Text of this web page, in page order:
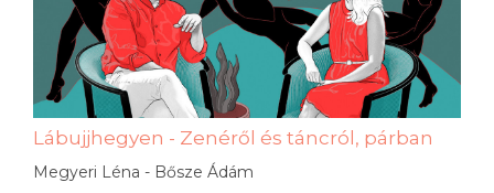
Lábujjhegyen - Zenéről és táncról, párban
Megyeri Léna - Bősze Ádám